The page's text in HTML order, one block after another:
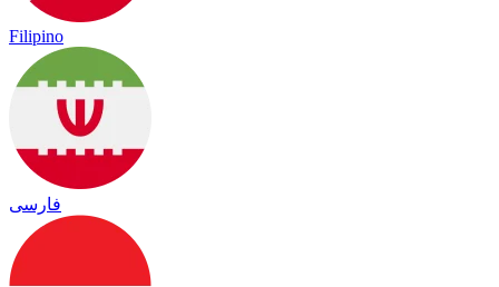
Filipino
فارسی